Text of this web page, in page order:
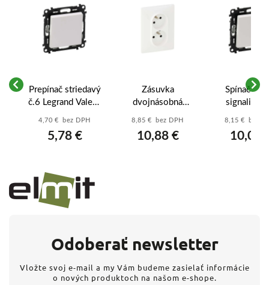
Prepínač striedavý
č.6 Legrand Valena
Life (752106) -
4,70 € bez DPH
5,78 €
Zásuvka
dvojnásobná
Legrand Valena
Biela, natočená
8,85 € bez DPH
10,88 €
Spínač č.1
zapnutia
(752104) -
8,15 € bez
10,02
Odoberať newsletter
Vložte svoj e-mail a my Vám budeme zasielať informácie
o nových produktoch na našom e-shope.